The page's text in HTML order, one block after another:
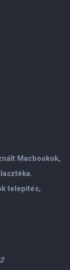
Macbookok,
telepités,